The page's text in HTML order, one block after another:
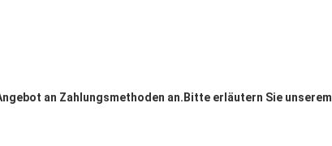
an Zahlungsmethoden an.Bitte erläutern Sie unserem